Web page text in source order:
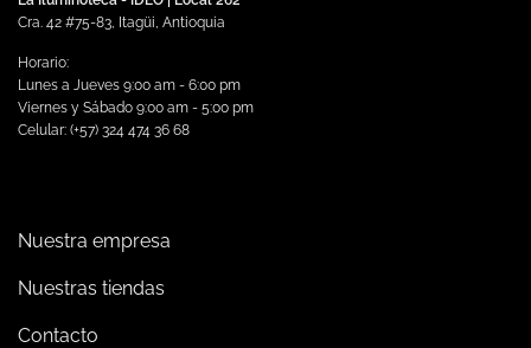
Cra. 42 #75-83, Itagüi, Antioquia
Horario:
Lunes a Jueves 9:00 am - 6:00 pm
Viernes y Sábado 9:00 am - 5:00 pm
Celular: (+57) 324 474 36 68
Nuestra empresa
Nuestras tiendas
Contacto